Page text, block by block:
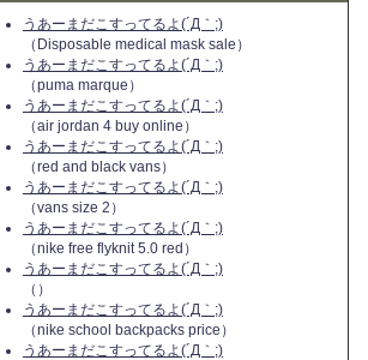
うあーまだこすってるよ(´Д｀;)
（Disposable medical mask sale）
うあーまだこすってるよ(´Д｀;)
（puma marque）
うあーまだこすってるよ(´Д｀;)
（air jordan 4 buy online）
うあーまだこすってるよ(´Д｀;)
（red and black vans）
うあーまだこすってるよ(´Д｀;)
（vans size 2）
うあーまだこすってるよ(´Д｀;)
（nike free flyknit 5.0 red）
うあーまだこすってるよ(´Д｀;)
（）
うあーまだこすってるよ(´Д｀;)
（nike school backpacks price）
うあーまだこすってるよ(´Д｀;)